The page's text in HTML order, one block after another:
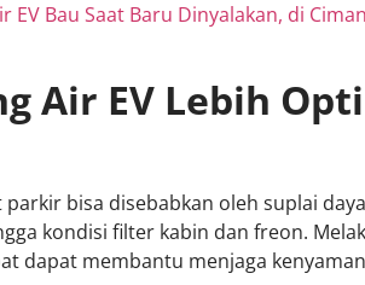
EV Bau Saat Baru Dinyalakan, di
Air EV Lebih
bisa disebabkan oleh suplai
kondisi filter kabin dan freon.
dapat membantu menjaga